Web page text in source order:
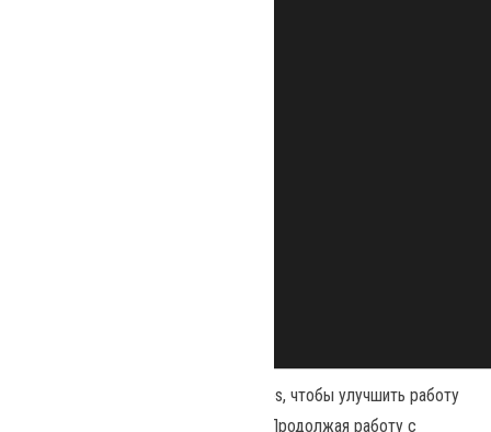
Наш сайт использует файлы cookies, чтобы улучшить работу
и повысить эффективность сайта. Продолжая работу с